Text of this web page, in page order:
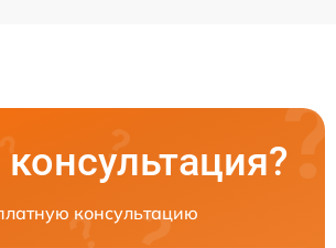
консультацию